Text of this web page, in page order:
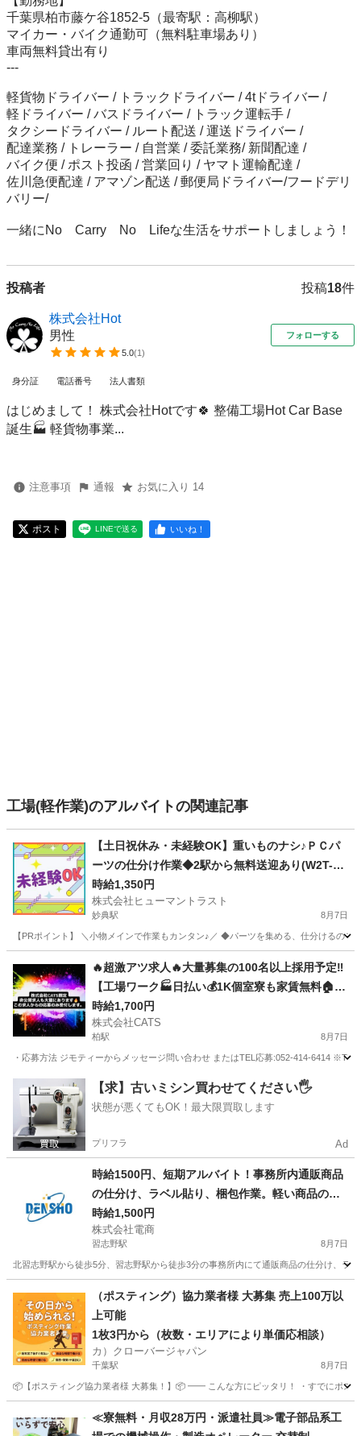
千葉県柏市藤ケ谷1852-5（最寄駅：高柳駅）
マイカー・バイク通勤可（無料駐車場あり）
車両無料貸出有り
---
軽貨物ドライバー / トラックドライバー / 4tドライバー /
軽ドライバー / バスドライバー / トラック運転手 /
タクシードライバー / ルート配送 / 運送ドライバー /
配達業務 / トレーラー / 自営業 / 委託業務/ 新聞配達 /
バイク便 / ポスト投函 / 営業回り / ヤマト運輸配達 /
佐川急便配達 / アマゾン配送 / 郵便局ドライバー/フードデリ
バリー/
一緒にNo　Carry　No　Lifeな生活をサポートしましょう！
投稿者 投稿18件
株式会社Hot
男性
5.0(1)
フォローする
身分証 電話番号 法人書類
はじめまして！ 株式会社Hotです🍀 整備工場Hot Car Base
誕生🏭 軽貨物事業...
注意事項 通報 お気に入り 14
ポスト LINEで送る いいね！
工場(軽作業)のアルバイトの関連記事
【土日祝休み・未経験OK】重いものナシ♪ＰＣパ
ーツの仕分け作業◆2駅から無料送迎あり(W2T-14
61_3)
時給1,350円
株式会社ヒューマントラスト
妙典駅 8月7日
【PRポイント】 ＼小物メインで作業もカンタン♪／ ◆パーツを集める、仕分けるの
妙典駅 仕分け ヒューマントラスト
🔥超激アツ求人🔥大量募集の100名以上採用予定‼️
【工場ワーク🏭日払い💰1K個室寮も家賃無料🏠】
今なら…採用でPayPay5万円分のポイントプレゼ
ント🎁-柏
時給1,700円
株式会社CATS
柏駅 8月7日
・応募方法 ジモティーからメッセージ問い合わせ またはTEL応募:052-414-6414
千葉 柏市 柏駅 仕分け 個室
【求】古いミシン買わせてください🖐️
状態が悪くてもOK！最大限買取します
プリフラ Ad
時給1500円、短期アルバイト！事務所内通販商品
の仕分け、ラベル貼り、梱包作業。軽い商品のみ
です！
時給1,500円
株式会社電商
習志野駅 8月7日
北習志野駅から徒歩5分、習志野駅から徒歩3分の事務所内にて通販商品の仕分け、ラ
習志野駅 仕分け 夏休み
（ポスティング）協力業者様 大募集 売上100万以
上可能
1枚3円から（枚数・エリアにより単価応相談）
カ）クローバージャパン
千葉駅 8月7日
📦【ポスティング協力業者様 大募集！】📦 ━━ こんな方にピッタリ！ ・すでにポス
千葉駅 軽作業 業務委託契約
≪寮無料・月収28万円・派遣社員≫電子部品系工